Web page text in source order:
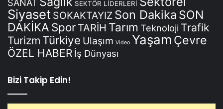
SANAT SEKTÖR LİDERLERİ
Siyaset SOKAKTAYIZ Son Dakika SON
DAKİKA Spor TARİH Tarım Teknoloji Trafik
Turizm Türkiye Ulaşım Video Yaşam Çevre
ÖZEL HABER İş Dünyası
Bizi Takip Edin!